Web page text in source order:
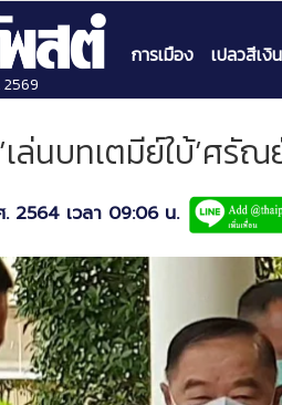
การเมือง เปลวสีเงิน
เล่นบทเตมีย์ใบ้’ศรั
2564 เวลา 09:06 น.